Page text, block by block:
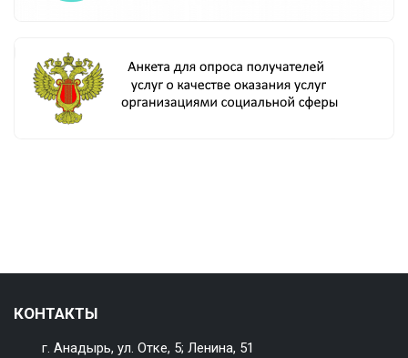
КОНТАКТЫ
г. Анадырь, ул. Отке, 5; Ленина, 51